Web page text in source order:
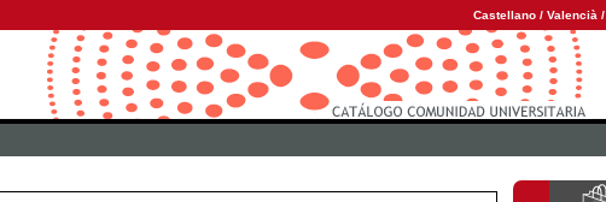
Castellano / Valencià /